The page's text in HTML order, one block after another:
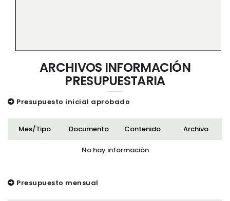
ARCHIVOS INFORMACIÓN
PRESUPUESTARIA
Presupuesto inicial aprobado
Mes/Tipo Documento Contenido Archivo
No hay información
Presupuesto mensual